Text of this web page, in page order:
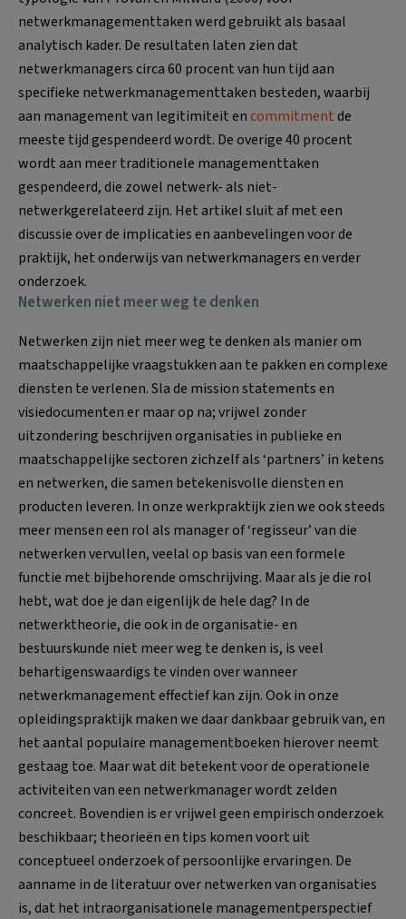
netwerkmanagementtaken werd gebruikt als basaal
analytisch kader. De resultaten laten zien dat
netwerkmanagers circa 60 procent van hun tijd aan
specifieke netwerkmanagementtaken besteden, waarbij
aan management van legitimiteit encommitmentde
meeste tijd gespendeerd wordt. De overige 40 procent
wordt aan meer traditionele managementtaken
gespendeerd, die zowel netwerk- als niet-
netwerkgerelateerd zijn. Het artikel sluit af met een
discussie over de implicaties en aanbevelingen voor de
praktijk, het onderwijs van netwerkmanagers en verder
onderzoek.
Netwerken niet meer weg te denken
Netwerken zijn niet meer weg te denken als manier om
maatschappelijke vraagstukken aan te pakken en complexe
diensten te verlenen. Sla de mission statements en
visiedocumenten er maar op na; vrijwel zonder
uitzondering beschrijven organisaties in publieke en
maatschappelijke sectoren zichzelf als ‘partners’ in ketens
en netwerken, die samen betekenisvolle diensten en
producten leveren. In onze werkpraktijk zien we ook steeds
meer mensen een rol als manager of ‘regisseur’ van die
netwerken vervullen, veelal op basis van een formele
functie met bijbehorende omschrijving. Maar als je die rol
hebt, wat doe je dan eigenlijk de hele dag? In de
netwerktheorie, die ook in de organisatie- en
bestuurskunde niet meer weg te denken is, is veel
behartigenswaardigs te vinden over wanneer
netwerkmanagement effectief kan zijn. Ook in onze
opleidingspraktijk maken we daar dankbaar gebruik van, en
het aantal populaire managementboeken hierover neemt
gestaag toe. Maar wat dit betekent voor de operationele
activiteiten van een netwerkmanager wordt zelden
concreet. Bovendien is er vrijwel geen empirisch onderzoek
beschikbaar; theorieën en tips komen voort uit
conceptueel onderzoek of persoonlijke ervaringen. De
aanname in de literatuur over netwerken van organisaties
is, dat het intraorganisationele managementperspectief